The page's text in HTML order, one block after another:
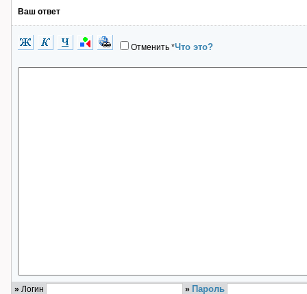
Ваш ответ
Отменить *Что это?
» Логин » Пароль